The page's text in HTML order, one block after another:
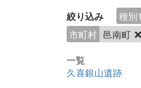
絞り込み 種別1
市町村 邑南町
一覧
久喜銀山遺跡